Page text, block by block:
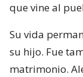
que vine al
Su vida
su hijo. Fue
matrimonio.